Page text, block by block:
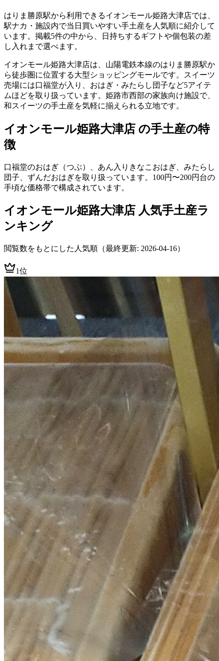
はりま勝原駅から利用できるイオンモール姫路大津店では、
駅ナカ・施設内で当日買いやすい手土産を人気順に紹介して
います。掲載5件の中から、日持ちするギフトや個包装の差
し入れまで選べます。
イオンモール姫路大津店は、山陽電鉄本線のはりま勝原駅か
ら徒歩圏に位置する大型ショッピングモールです。スイーツ
売場には口福堂が入り、おはぎ・みたらし団子など5アイテ
ムほどを取り扱っています。姫路市西部の家族向け施設で、
和スイーツの手土産を気軽に揃えられる立地です。
イオンモール姫路大津店 の手土産の特
徴
口福堂のおはぎ（つぶ）、あん入りきなこおはぎ、みたらし
団子、ずんだおはぎを取り扱っています。100円〜200円台の
手頃な価格帯で構成されています。
イオンモール姫路大津店 人気手土産ラ
ンキング
閲覧数をもとにした人気順 （最終更新: 2026-04-16）
1位